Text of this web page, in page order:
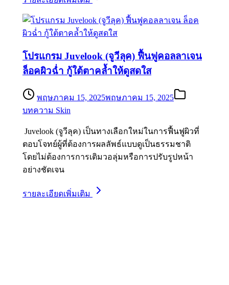
โปรแกรม Juvelook (จูวีลุค) ฟื้นฟูคอลลาเจน
ล็อคผิวฉ่ำ กู้ใต้ตาคล้ำให้ดูสดใส
พฤษภาคม 15, 2025พฤษภาคม 15, 2025
บทความ Skin
Juvelook (จูวีลุค) เป็นทางเลือกใหม่ในการฟื้นฟูผิวที่
ตอบโจทย์ผู้ที่ต้องการผลลัพธ์แบบดูเป็นธรรมชาติ
โดยไม่ต้องการการเติมวอลุ่มหรือการปรับรูปหน้า
อย่างชัดเจน
รายละเอียดเพิ่มเติม